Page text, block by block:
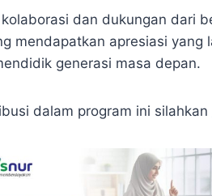
dan dukungan dari
mendapatkan apresiasi
generasi masa depan.
dalam program ini silahkan